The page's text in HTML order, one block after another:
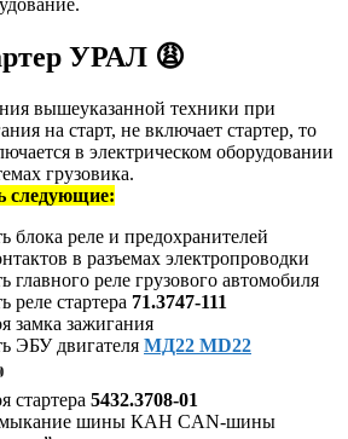
УРАЛ 😩
вышеуказанной техники при
на старт, не включает стартер, то
в электрическом оборудовании
грузовика.
следующие:
блока реле и предохранителей
в разъемах электропроводки
главного реле грузового автомобиля
реле стартера 71.3747-111
замка зажигания
ЭБУ двигателя МД22 MD22
стартера 5432.3708-01
шины КАН CAN-шины